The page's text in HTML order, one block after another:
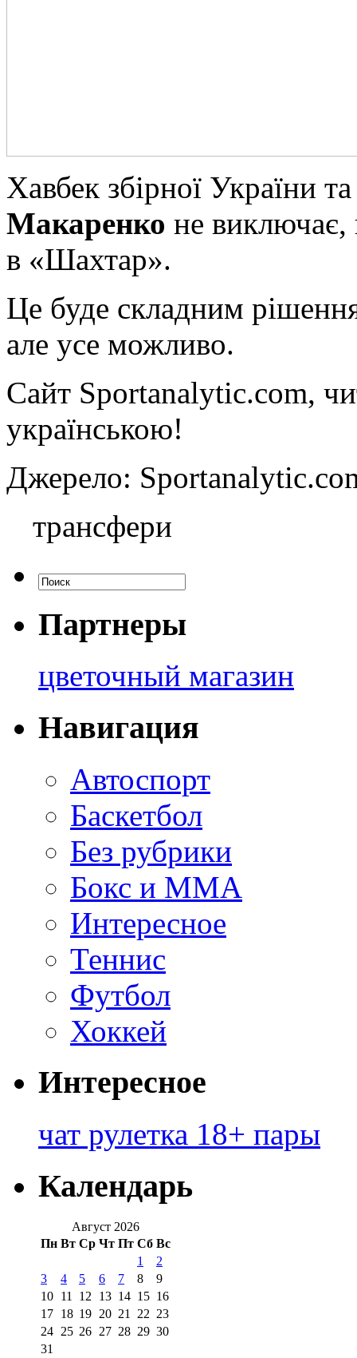
Хавбек збірної України
Макаренко не
в «Шахтар».
Це буде складним
але усе можливо.
Сайт Sportanalytic.com,
українською!
Джерело:
трансфери
Партнеры
цветочный магазин
Навигация
Автоспорт
Баскетбол
Без рубрики
Бокс и ММА
Интересное
Теннис
Футбол
Хоккей
Интересное
чат рулетка 18+ пары
Календарь
Август 2026
Пн Вт Ср Чт Пт Сб Вс
1
2
3
4 5 6 7 8
9
10 11 12 13 14 15 16
17 18 19 20 21 22 23
24 25 26 27 28 29 30
31